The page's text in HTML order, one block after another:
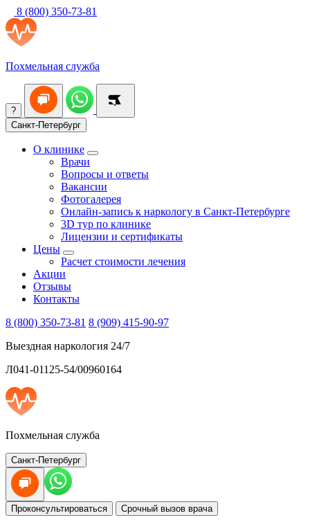
8 (800) 350-73-81
Похмельная служба
?
Санкт-Петербург
О клинике
Врачи
Вопросы и ответы
Вакансии
Фотогалерея
Онлайн-запись к наркологу в Санкт-Петербурге
3D тур по клинике
Лицензии и сертификаты
Цены
Расчет стоимости лечения
Акции
Отзывы
Контакты
8 (800) 350-73-81 8 (909) 415-90-97
Выездная наркология 24/7
Л041-01125-54/00960164
Похмельная служба
Санкт-Петербург
Проконсультироваться Срочный вызов врача